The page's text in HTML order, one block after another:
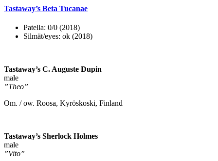
Tastaway’s Beta Tucanae
Patella: 0/0 (2018)
Silmät/eyes: ok (2018)
Tastaway’s C. Auguste Dupin
male
”Theo”
Om. / ow. Roosa, Kyröskoski, Finland
Tastaway’s Sherlock Holmes
male
”Vito”